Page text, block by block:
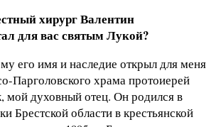
хирург Валентин
для вас святым Лукой?
его имя и наследие открыл для меня
Парголовского храма протоиерей
мой духовный отец. Он родился в
Брестской области в крестьянской